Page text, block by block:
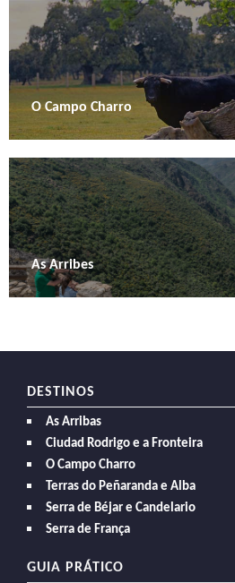
O Campo Charro
As Arribes
DESTINOS
As Arribas
Ciudad Rodrigo e a Fronteira
O Campo Charro
Terras do Peñaranda e Alba
Serra de Béjar e Candelario
Serra de França
GUIA PRÁTICO